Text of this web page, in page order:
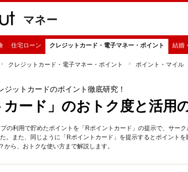
マネー
住宅ローン クレジットカード・電子マネー・ポイント 結婚
クレジットカード・電子マネー・ポイント ポイント・マイル
ジットカードのポイント徹底研究！
カード」のおトク度と活用
の利用で貯めたポイントを「Rポイントカード」の提示で、サー
。また、同じように「Rポイントカード」を提示するとポイントを
から、おトクな使い方まで解説します。